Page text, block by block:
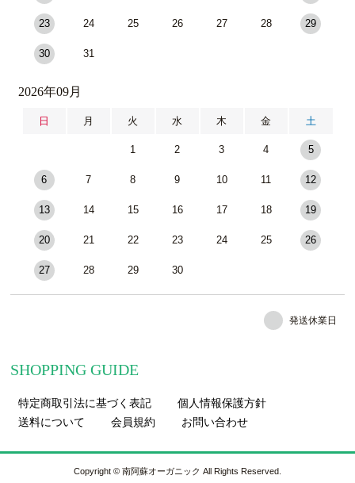
23 24 25 26 27 28 29
30 31
2026年09月
日 月 火 水 木 金 土
1 2 3 4 5
6 7 8 9 10 11 12
13 14 15 16 17 18 19
20 21 22 23 24 25 26
27 28 29 30
発送休業日
SHOPPING GUIDE
特定商取引法に基づく表記
個人情報保護方針
送料について
会員規約 お問い合わせ
Copyright © 南阿蘇オーガニック All Rights Reserved.